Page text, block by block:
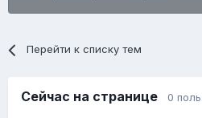
Перейти к списку тем
Сейчас на странице 0